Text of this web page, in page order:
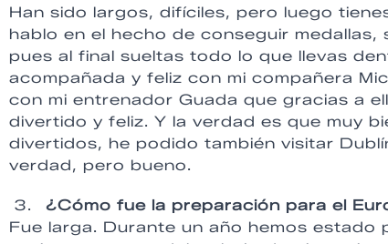
Han sido largos, difíciles, pero luego
hablo en el hecho de conseguir
pues al final sueltas todo lo que llevas
acompañada y feliz con mi compañera
con mi entrenador Guada que gracias a
divertido y feliz. Y la verdad es que muy
divertidos, he podido también visitar
verdad, pero bueno.
¿Cómo fue la preparación para el
Fue larga. Durante un año hemos